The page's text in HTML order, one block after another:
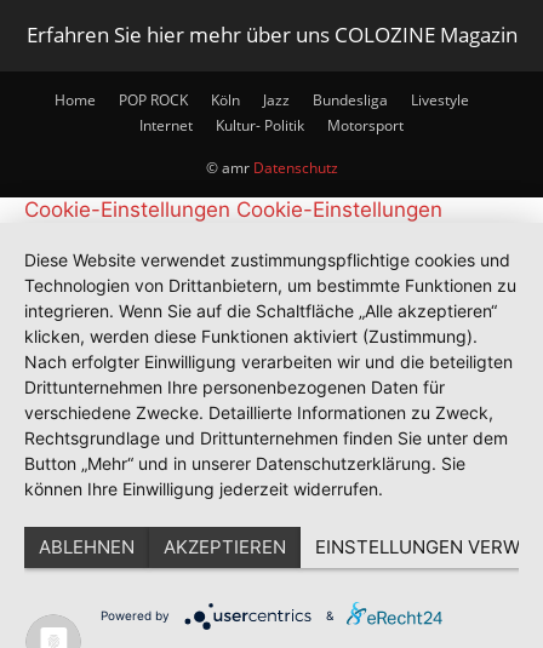
Erfahren Sie hier mehr über uns COLOZINE Magazin
Home POP ROCK Köln Jazz Bundesliga
Livestyle
Internet
Kultur- Politik Motorsport
© amr Datenschutz
Cookie-Einstellungen Cookie-Einstellungen
Diese Website verwendet zustimmungspflichtige cookies und
Technologien von Drittanbietern, um bestimmte Funktionen zu
integrieren. Wenn Sie auf die Schaltfläche „Alle akzeptieren“
klicken, werden diese Funktionen aktiviert (Zustimmung).
Nach erfolgter Einwilligung verarbeiten wir und die beteiligten
Drittunternehmen Ihre personenbezogenen Daten für
verschiedene Zwecke. Detaillierte Informationen zu Zweck,
Rechtsgrundlage und Drittunternehmen finden Sie unter dem
Button „Mehr“ und in unserer Datenschutzerklärung. Sie
können Ihre Einwilligung jederzeit widerrufen.
ABLEHNEN AKZEPTIEREN EINSTELLUNGEN
Powered by &